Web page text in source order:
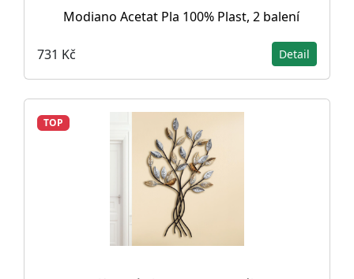
Modiano Acetat Pla 100% Plast, 2 balení
731 Kč Detail
TOP